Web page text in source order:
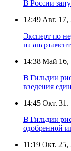
В России
12:49 Авг. 17,
Эксперт по
на
14:38 Май 16,
В Гильдии
введения
14:45 Окт. 31,
В Гильдии
одобренной
11:19 Окт. 25,